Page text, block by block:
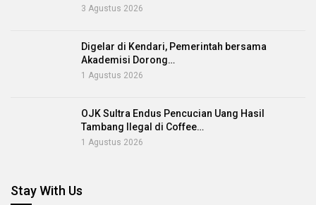
3 Agustus 2026
Digelar di Kendari, Pemerintah bersama
Akademisi Dorong…
1 Agustus 2026
OJK Sultra Endus Pencucian Uang Hasil
Tambang Ilegal di Coffee…
1 Agustus 2026
Stay With Us